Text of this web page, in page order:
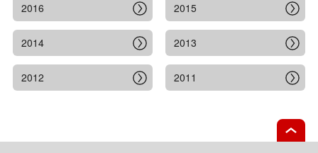
2016 2015
2014 2013
2012 2011